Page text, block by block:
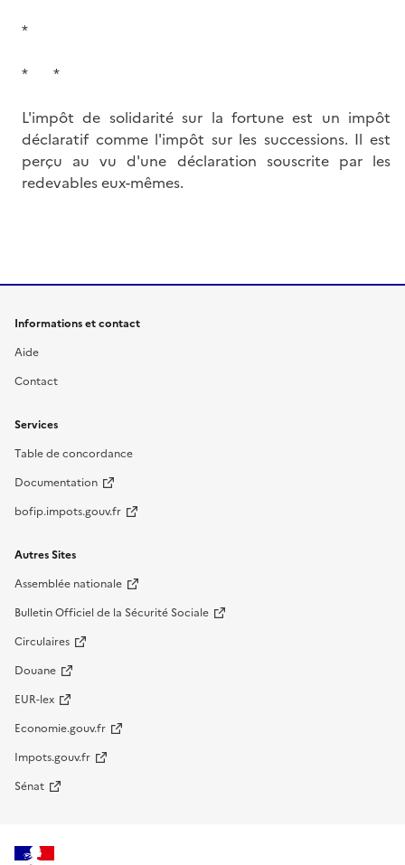
*
* *
L'impôt de solidarité sur la fortune est un impôt
déclaratif comme l'impôt sur les successions. Il est
perçu au vu d'une déclaration souscrite par les
redevables eux-mêmes.
Informations et contact
Aide
Contact
Services
Table de concordance
Documentation
bofip.impots.gouv.fr
Autres Sites
Assemblée nationale
Bulletin Officiel de la Sécurité Sociale
Circulaires
Douane
EUR-lex
Economie.gouv.fr
Impots.gouv.fr
Sénat